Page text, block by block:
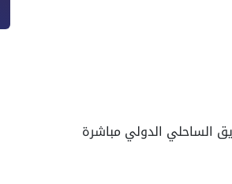
الساحلي الدولي مباشرة